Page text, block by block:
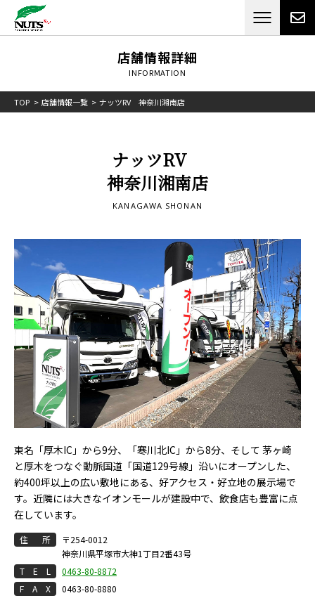
日本最大級のキャンピングカーメーカー
RV[テレビCM放送]
店舗情報詳細
INFORMATION
TOP 店舗情報一覧 ナッツRV 神奈川湘南店
ナッツRV
神奈川湘南店
KANAGAWA SHONAN
東名「厚木IC」から9分、「寒川北IC」から8分、そして 茅ヶ崎
と厚木をつなぐ動脈国道「国道129号線」沿いにオープンした、
約400坪以上の広い敷地にある、好アクセス・好立地の展示場で
す。近隣には大きなイオンモールが建設中で、飲食店も豊富に点
在しています。
住 所
〒254-0012
神奈川県平塚市大神1丁目2番43号
T
E L
0463-80-8872
F
A X
0463-80-8880